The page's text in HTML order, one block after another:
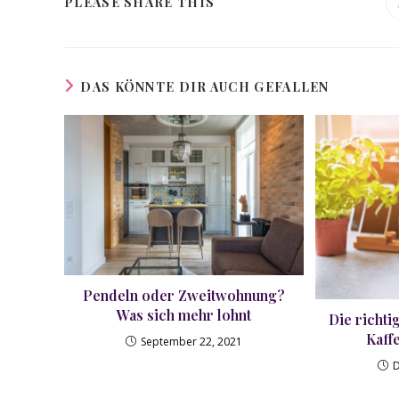
DAS KÖNNTE DIR AUCH GEFALLEN
Pendeln oder Zweitwohnung?
Was sich mehr lohnt
September 22, 2021
Die